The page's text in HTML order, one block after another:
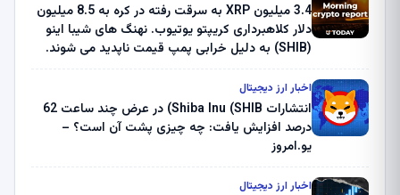
3.4 میلیون XRP به سرقت رفته در کره به 8.5 میلیون
دلار کلاهبرداری کریپتو یوتیوب. نهنگ های شیبا اینو
(SHIB) به دلیل خرابی پمپ قیمت ناپدید می شوند.
ثبت کرد – گزارش کریپتو صبح – U.Today
اخبار ارز دیجیتال
انتشارات Shiba Inu (SHIB) در عرض چند ساعت 62
درصد افزایش یافت: چه چیزی پشت آن است؟ –
یو.امروز
اخبار ارز دیجیتال